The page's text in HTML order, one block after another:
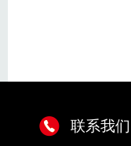
联系我们